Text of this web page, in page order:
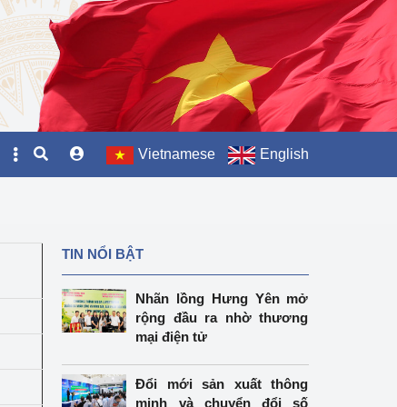
Vietnamese English
TIN NỔI BẬT
Nhãn lồng Hưng Yên mở
rộng đầu ra nhờ thương
mại điện tử
Đổi mới sản xuất thông
minh và chuyển đổi số